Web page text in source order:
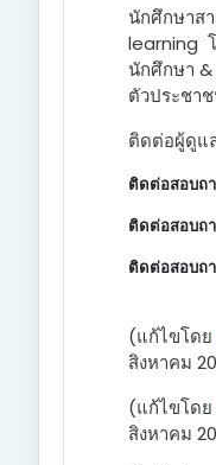
นักศึกษาส
learning
นักศึกษา
ตัวประชา
ติดต่อผู้ดูแ
ติดต่อสอบถ
ติดต่อสอบถ
ติดต่อสอบถ
(แก้ไขโดย
สิงหาคม
(แก้ไขโดย
สิงหาคม